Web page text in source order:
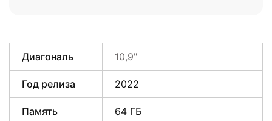
Диагональ 10,9"
Год релиза 2022
Память 64 ГБ